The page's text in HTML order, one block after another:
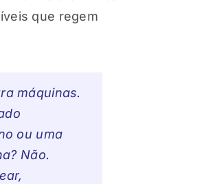
que regem
máquinas.
ou uma
Não.